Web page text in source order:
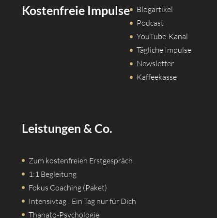
Kostenfreie Impulse
Blogartikel
Podcast
YouTube-Kanal
Tägliche Impulse
Newsletter
Kaffeekasse
Leistungen & Co.
Zum kostenfreien Erstgespräch
1:1 Begleitung
Fokus Coaching (Paket)
Intensivtag I Ein Tag nur für Dich
Thanato-Psychologie